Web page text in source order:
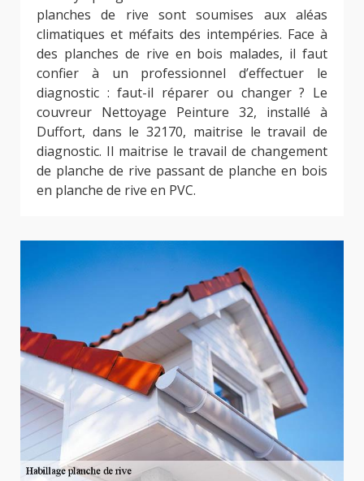
planches de rive sont soumises aux aléas
climatiques et méfaits des intempéries. Face à
des planches de rive en bois malades, il faut
confier à un professionnel d’effectuer le
diagnostic : faut-il réparer ou changer ? Le
couvreur Nettoyage Peinture 32, installé à
Duffort, dans le 32170, maitrise le travail de
diagnostic. Il maitrise le travail de changement
de planche de rive passant de planche en bois
en planche de rive en PVC.